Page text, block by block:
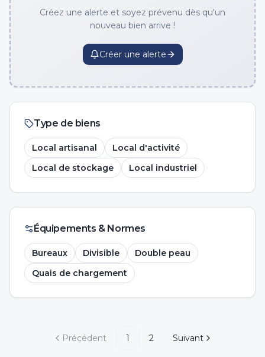
Créez une alerte et soyez prévenu dès qu'un
nouveau bien arrive !
Créer une alerte
Type de biens
Local artisanal
Local d'activité
Local de stockage
Local industriel
Équipements & Normes
Bureaux Divisible
Double peau
Quais de chargement
Précédent 1 2 Suivant